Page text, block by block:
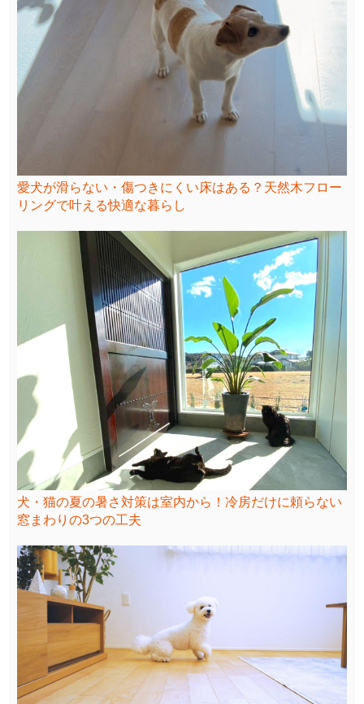
愛犬が滑らない・傷つきにくい床はある？天然木フロー
リングで叶える快適な暮らし
犬・猫の夏の暑さ対策は室内から！冷房だけに頼らない
窓まわりの3つの工夫